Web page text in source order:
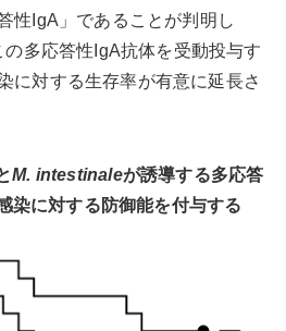
性IgA」であることが判明し
多応答性IgA抗体を受動投与す
に対する生存率が有意に延長さ
M. intestinaleが誘導する多応答
染に対する防御能を付与する